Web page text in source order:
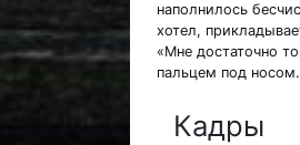
наполнилось
хотел,
«Мне достаточно
пальцем под
Кадры